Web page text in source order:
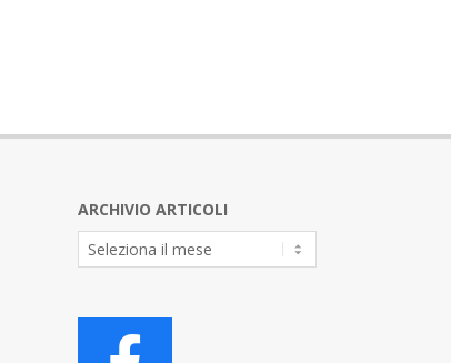
ARCHIVIO ARTICOLI
Archivio
Articoli